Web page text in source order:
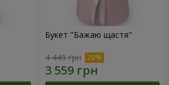
Букет "Бажаю щастя"
4 449 грн